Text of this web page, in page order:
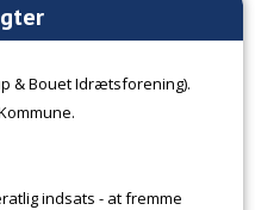
& Bouet Idrætsforening).
indsats - at fremme